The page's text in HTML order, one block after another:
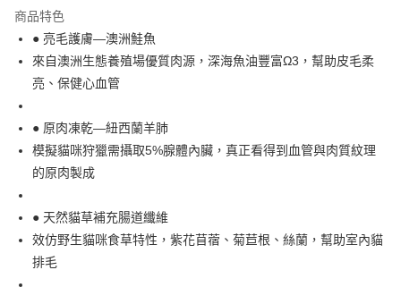
Apple Pay
街口支付
Google Pay
ATM付款
貨到付款
運送方式
【全家】取貨付款1500免運
商品特色
● 亮毛護膚—澳洲鮭魚
來自澳洲生態養殖場優質肉源，深海魚油豐富Ω3，幫助皮毛柔
亮、保健心血管
● 原肉凍乾—紐西蘭羊肺
模擬貓咪狩獵需攝取5%腺體內臟，真正看得到血管與肉質紋理
的原肉製成
● 天然貓草補充腸道纖維
效仿野生貓咪食草特性，紫花苜蓿、菊苣根、絲蘭，幫助室內貓
排毛